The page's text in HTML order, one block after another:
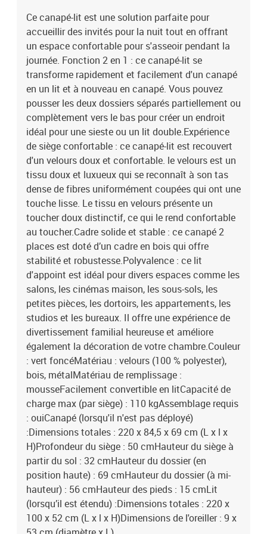
Ce canapé-lit est une solution parfaite pour
accueillir des invités pour la nuit tout en offrant
un espace confortable pour s'asseoir pendant la
journée. Fonction 2 en 1 : ce canapé-lit se
transforme rapidement et facilement d'un canapé
en un lit et à nouveau en canapé. Vous pouvez
pousser les deux dossiers séparés partiellement ou
complètement vers le bas pour créer un endroit
idéal pour une sieste ou un lit double.Expérience
de siège confortable : ce canapé-lit est recouvert
d'un velours doux et confortable. le velours est un
tissu doux et luxueux qui se reconnaît à son tas
dense de fibres uniformément coupées qui ont une
touche lisse. Le tissu en velours présente un
toucher doux distinctif, ce qui le rend confortable
au toucher.Cadre solide et stable : ce canapé 2
places est doté d’un cadre en bois qui offre
stabilité et robustesse.Polyvalence : ce lit
d'appoint est idéal pour divers espaces comme les
salons, les cinémas maison, les sous-sols, les
petites pièces, les dortoirs, les appartements, les
studios et les bureaux. Il offre une expérience de
divertissement familial heureuse et améliore
également la décoration de votre chambre.Couleur
: vert foncéMatériau : velours (100 % polyester),
bois, métalMatériau de remplissage :
mousseFacilement convertible en litCapacité de
charge max (par siège) : 110 kgAssemblage requis
: ouiCanapé (lorsqu'il n'est pas déployé)
:Dimensions totales : 220 x 84,5 x 69 cm (L x l x
H)Profondeur du siège : 50 cmHauteur du siège à
partir du sol : 32 cmHauteur du dossier (en
position haute) : 69 cmHauteur du dossier (à mi-
hauteur) : 56 cmHauteur des pieds : 15 cmLit
(lorsqu’il est étendu) :Dimensions totales : 220 x
100 x 52 cm (L x l x H)Dimensions de l'oreiller : 9 x